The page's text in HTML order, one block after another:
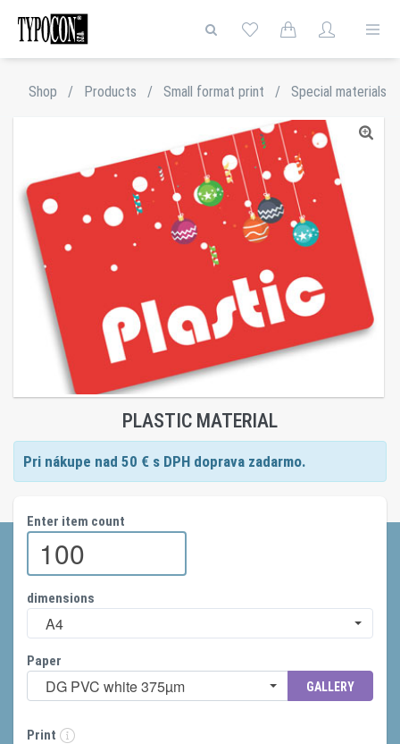
Shop / Products / Small format print / Special materials
PLASTIC MATERIAL
Pri nákupe nad 50 € s DPH doprava zadarmo.
Enter item count
dimensions
A4
Paper
DG PVC white 375µm GALLERY
Print